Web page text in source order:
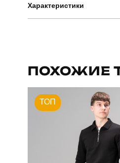
Характеристики
Сезон
Країна - виробник
ПОХОЖИЕ
ТОП